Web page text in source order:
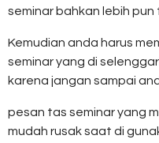
seminar bahkan lebih
Kemudian anda harus
seminar yang di
karena jangan sampai
pesan tas seminar yang
mudah rusak saat di